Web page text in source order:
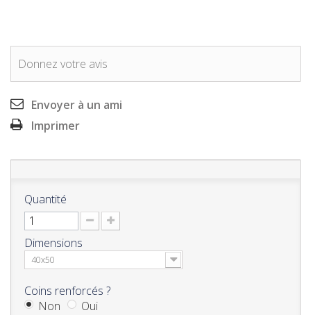
Donnez votre avis
Envoyer à un ami
Imprimer
Quantité
Dimensions
40x50
Coins renforcés ?
Non
Oui